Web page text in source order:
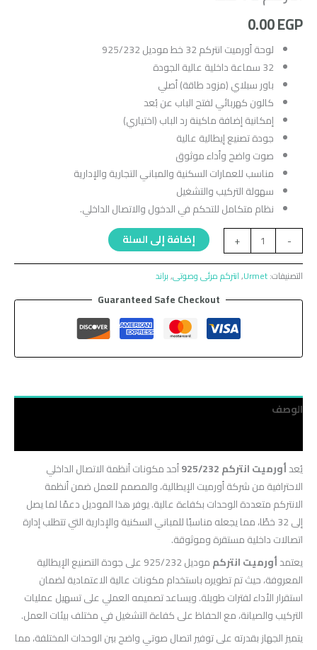
0.00EGP
لوحة أورميت انتركم 32 خط موديل 925/232
32 سماعة داخلية عالية الجودة
باور سبلاي (مزود طاقة) أصلي
كالون كهربائي لفتح الباب عن بُعد
إمكانية إضافة ماكينة رد الباب (اختياري)
جودة تصنيع إيطالية عالية
صوت واضح وأداء موثوق
مناسب للعمارات السكنية والمباني التجارية والإدارية
سهولة التركيب والتشغيل
نظام متكامل للتحكم في الدخول والاتصال الداخلي.
-
+ إضافة إلى السلة
التصنيفات:Urmet
,انتركم مرئى وصوتى,براند
Guaranteed Safe Checkout
الوصف
يُعدأورميت انتركم 925/232
أحد مكونات أنظمة الاتصال الداخلي
الاحترافية من شركة أورميت الإيطالية، والمصمم للعمل ضمن أنظمة
الانتركم متعددة الوحدات بكفاءة عالية. يوفر هذا الموديل دعمًا لما يصل
إلى 32 خطًا، مما يجعله مناسبًا للمباني السكنية والإدارية التي تتطلب إدارة
اتصالات داخلية مستقرة وموثوقة.
يعتمدأورميت انتركم
موديل 925/232 على جودة التصنيع الإيطالية
المعروفة، حيث تم تطويره باستخدام مكونات عالية الاعتمادية لضمان
استقرار الأداء لفترات طويلة. ويساعد تصميمه العملي على تسهيل عمليات
التركيب والصيانة، مع الحفاظ على كفاءة التشغيل في مختلف بيئات العمل.
يتميز الجهاز بقدرته على توفير اتصال صوتي واضح بين الوحدات المختلفة، مما